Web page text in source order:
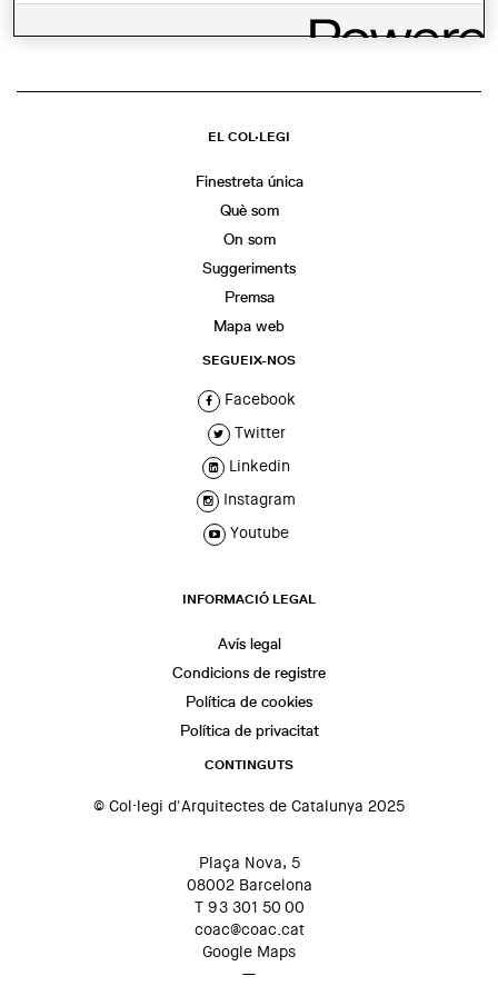
EL COL·LEGI
Finestreta única
Què som
On som
Suggeriments
Premsa
Mapa web
SEGUEIX-NOS
Facebook
Twitter
Linkedin
Instagram
Youtube
INFORMACIÓ LEGAL
Avís legal
Condicions de registre
Política de cookies
Política de privacitat
CONTINGUTS
© Col·legi d'Arquitectes de Catalunya 2025
Plaça Nova, 5
08002 Barcelona
T 93 301 50 00
coac@coac.cat
Google Maps
—